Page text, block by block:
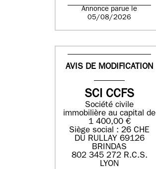
Annonce parue le
05/08/2026
AVIS DE MODIFICATION
SCI CCFS
Société civile
immobilière au capital de
1 400,00 €
Siège social : 26 CHE
DU RULLAY 69126
BRINDAS
802 345 272 R.C.S.
LYON